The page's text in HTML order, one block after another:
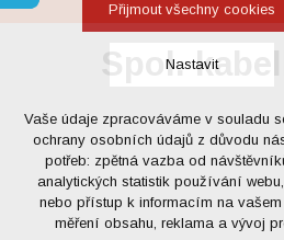
Spol.
Přijmout všechny cookies
Nastavit
Technická cookies
nutná pro provozování webu
udržení kontextu stránek
případná přihlášení, volby
Volitelná cookies
Vaše údaje zpracováváme v souladu
ochrany osobních údajů z důvodu
potřeb: zpětná vazba od
analytických statistik používání
nebo přístup k informacím na
měření obsahu, reklama a vývoj